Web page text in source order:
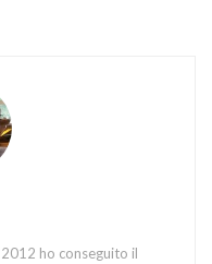
ho conseguito il